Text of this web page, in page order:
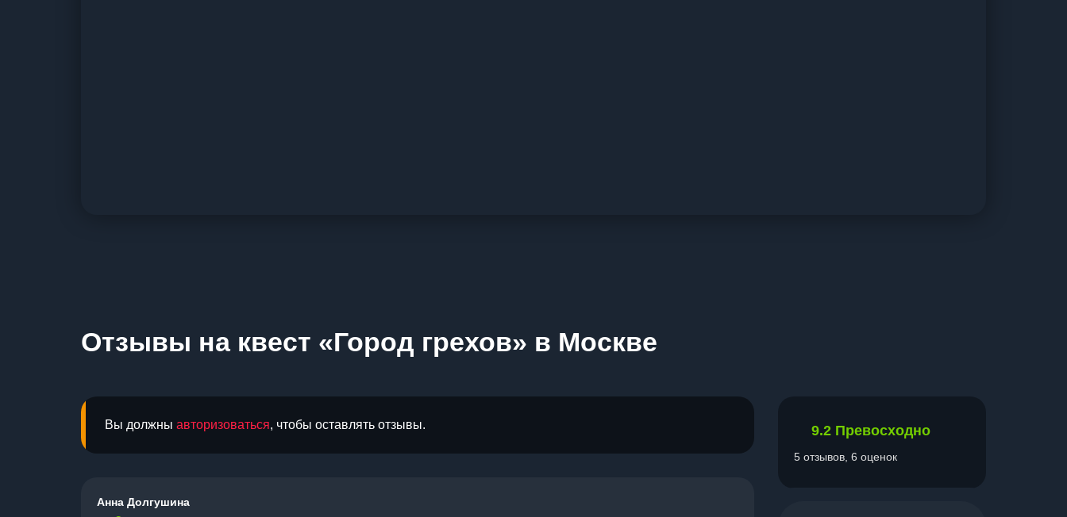
Отзывы на квест «Город грехов» в Москве
Вы должны авторизоваться, чтобы оставлять отзывы.
Анна Долгушина
9.2 Превосходно
5 отзывов, 6 оценок